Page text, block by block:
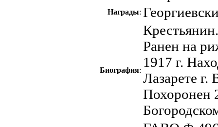
Награды:
Биография:
Ранен на
1917 г.
Лазарете г.
Похоронен